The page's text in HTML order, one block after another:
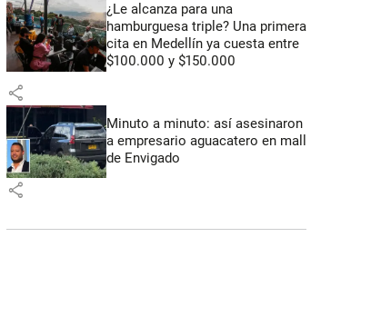
¿Le alcanza para una
hamburguesa triple? Una primera
cita en Medellín ya cuesta entre
$100.000 y $150.000
share
Minuto a minuto: así asesinaron
a empresario aguacatero en mall
de Envigado
share